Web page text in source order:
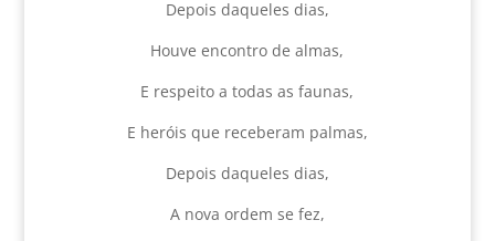
Depois daqueles dias,
Houve encontro de almas,
E respeito a todas as faunas,
E heróis que receberam palmas,
Depois daqueles dias,
A nova ordem se fez,